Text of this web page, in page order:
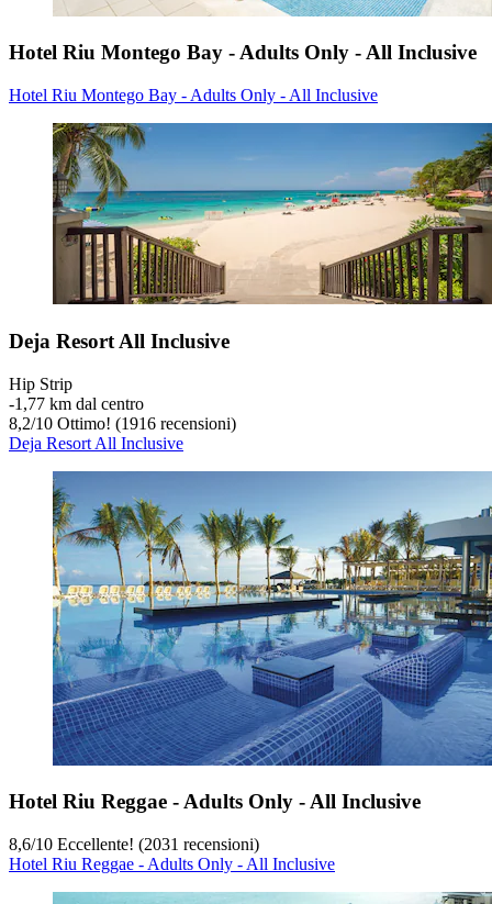
Hotel Riu Montego Bay - Adults Only - All Inclusive
Hotel Riu Montego Bay - Adults Only - All Inclusive
Deja Resort All Inclusive
Hip Strip
‐1,77 km dal centro
8,2/10 Ottimo! (1916 recensioni)
Deja Resort All Inclusive
Hotel Riu Reggae - Adults Only - All Inclusive
8,6/10 Eccellente! (2031 recensioni)
Hotel Riu Reggae - Adults Only - All Inclusive